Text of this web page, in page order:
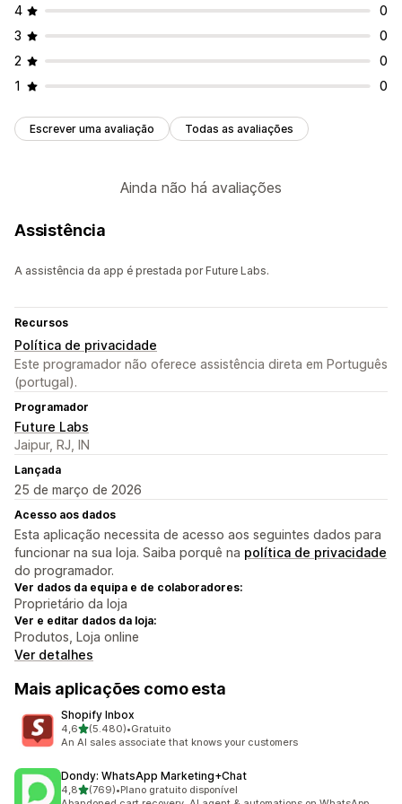
4
0
3
0
2
0
1
0
Escrever uma avaliação Todas as avaliações
Ainda não há avaliações
Assistência
A assistência da app é prestada por Future Labs.
Recursos
Política de privacidade
Este programador não oferece assistência direta em Português
(portugal).
Programador
Future Labs
Jaipur, RJ, IN
Lançada
25 de março de 2026
Acesso aos dados
Esta aplicação necessita de acesso aos seguintes dados para
funcionar na sua loja. Saiba porquê na política de privacidade
do programador.
Ver dados da equipa e de colaboradores:
Proprietário da loja
Ver e editar dados da loja:
Produtos, Loja online
Ver detalhes
Mais aplicações como esta
Shopify Inbox
4,6de 5 estrelas
(5.480)
5480 total de avaliações
•Gratuito
An AI sales associate that knows your customers
Dondy: WhatsApp Marketing+Chat
4,8de 5 estrelas
(769)
769 total de avaliações
•Plano gratuito disponível